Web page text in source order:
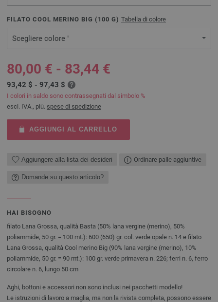
FILATO COOL MERINO BIG ( 100 G) Tabella di colore
Scegliere colore "
80,00 € - 83,44 €
93,42 $ - 97,43 $
I colori in saldo sono contrassegnati dal simbolo %
escl. IVA., più. spese di spedizione
AGGIUNGI AL CARRELLO
Aggiungere alla lista dei desideri Ordinare palle aggiuntive
Domande su questo articolo?
HAI BISOGNO
filato Lana Grossa, qualità Basta (50% lana vergine (merino), 50%
poliammide, 50 gr. = 100 mt.): 600 (650) gr. col. verde opale n. 14 e filato
Lana Grossa, qualità Cool merino Big (90% lana vergine (merino), 10%
poliammide, 50 gr. = 90 mt.): 100 gr. verde primavera n. 226; ferri n. 6, ferro
circolare n. 6, lungo 50 cm
Aghi, bottoni e accessori non sono inclusi nei pacchetti modello!
Le istruzioni di lavoro a maglia, ma non la rivista completa, possono essere